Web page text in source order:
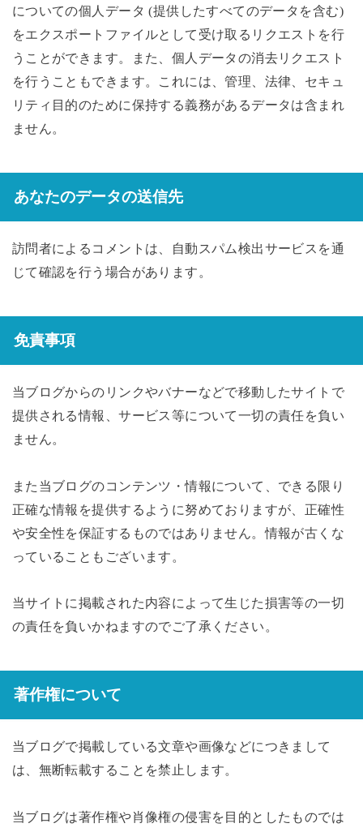
についての個人データ (提供したすべてのデータを含む)
をエクスポートファイルとして受け取るリクエストを行
うことができます。また、個人データの消去リクエスト
を行うこともできます。これには、管理、法律、セキュ
リティ目的のために保持する義務があるデータは含まれ
ません。
あなたのデータの送信先
訪問者によるコメントは、自動スパム検出サービスを通
じて確認を行う場合があります。
免責事項
当ブログからのリンクやバナーなどで移動したサイトで
提供される情報、サービス等について一切の責任を負い
ません。
また当ブログのコンテンツ・情報について、できる限り
正確な情報を提供するように努めておりますが、正確性
や安全性を保証するものではありません。情報が古くな
っていることもございます。
当サイトに掲載された内容によって生じた損害等の一切
の責任を負いかねますのでご了承ください。
著作権について
当ブログで掲載している文章や画像などにつきまして
は、無断転載することを禁止します。
当ブログは著作権や肖像権の侵害を目的としたものでは